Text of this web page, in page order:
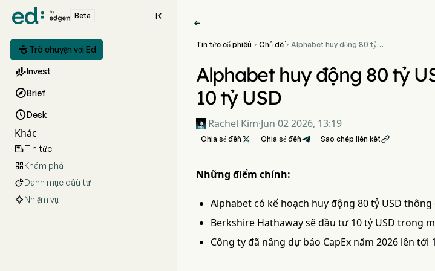
Beta 
 Trò chuyện với Ed
Invest
Brief
Desk
Khác
Tin tức
Khám phá
Danh mục đầu tư
Nhiệm vụ

Tin tức cổ phiếu  Chủ đề Alphabet huy động 80 tỷ
Alphabet huy động 80 tỷ
10 tỷ USD
Rachel Kim·Jun 02 2026, 13:19
Chia sẻ đến  Chia sẻ đến Sao chép liên kết
Những điểm chính:
Alphabet có kế hoạch huy động 80 tỷ USD
Berkshire Hathaway sẽ đầu tư 10 tỷ USD trong
Công ty đã nâng dự báo CapEx năm 2026 lên